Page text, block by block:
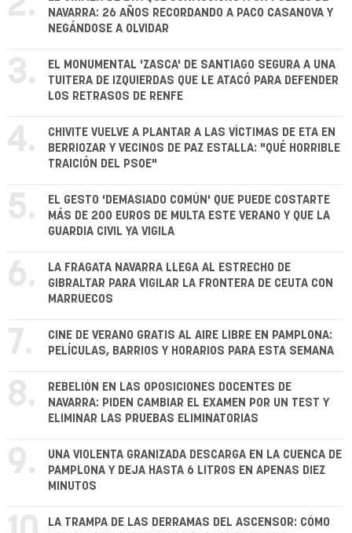
NAVARRA: 26 AÑOS RECORDANDO A PACO CASANOVA Y
NEGÁNDOSE A OLVIDAR
3.
EL MONUMENTAL 'ZASCA' DE SANTIAGO SEGURA A UNA
TUITERA DE IZQUIERDAS QUE LE ATACÓ PARA DEFENDER
LOS RETRASOS DE RENFE
4.
CHIVITE VUELVE A PLANTAR A LAS VÍCTIMAS DE ETA EN
BERRIOZAR Y VECINOS DE PAZ ESTALLA: "QUÉ HORRIBLE
TRAICIÓN DEL PSOE"
5.
EL GESTO 'DEMASIADO COMÚN' QUE PUEDE COSTARTE
MÁS DE 200 EUROS DE MULTA ESTE VERANO Y QUE LA
GUARDIA CIVIL YA VIGILA
6.
LA FRAGATA NAVARRA LLEGA AL ESTRECHO DE
GIBRALTAR PARA VIGILAR LA FRONTERA DE CEUTA CON
MARRUECOS
7.
CINE DE VERANO GRATIS AL AIRE LIBRE EN PAMPLONA:
PELÍCULAS, BARRIOS Y HORARIOS PARA ESTA SEMANA
8.
REBELIÓN EN LAS OPOSICIONES DOCENTES DE
NAVARRA: PIDEN CAMBIAR EL EXAMEN POR UN TEST Y
ELIMINAR LAS PRUEBAS ELIMINATORIAS
9.
UNA VIOLENTA GRANIZADA DESCARGA EN LA CUENCA DE
PAMPLONA Y DEJA HASTA 6 LITROS EN APENAS DIEZ
MINUTOS
LA TRAMPA DE LAS DERRAMAS DEL ASCENSOR: CÓMO